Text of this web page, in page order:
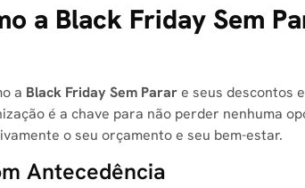
a Black Friday Sem
a Black Friday Sem Parare seus descontos
é a chave para não perder nenhuma
o seu orçamento e seu bem-estar.
Antecedência